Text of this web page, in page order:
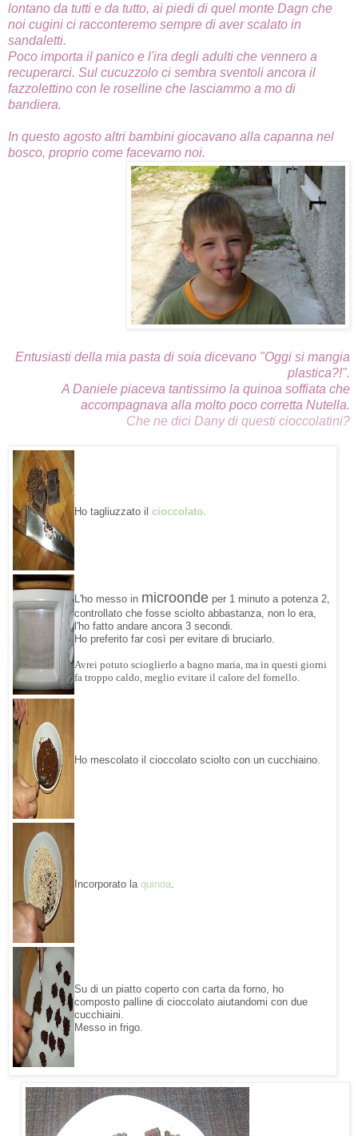
lontano da tutti e da tutto, ai piedi di quel monte Dagn che
noi cugini ci racconteremo sempre di aver scalato in
sandaletti.
Poco importa il panico e l'ira degli adulti che vennero a
recuperarci. Sul cucuzzolo ci sembra sventoli ancora il
fazzolettino con le roselline che lasciammo a mo di
bandiera.
In questo agosto altri bambini giocavano alla capanna nel
bosco, proprio come facevamo noi.
Entusiasti della mia pasta di soia dicevano "Oggi si mangia
plastica?!".
A Daniele piaceva tantissimo la quinoa soffiata che
accompagnava alla molto poco corretta Nutella.
Che ne dici Dany di questi cioccolatini?
Ho tagliuzzato il cioccolato.
L'ho messo in microonde per 1 minuto a potenza 2,
controllato che fosse sciolto abbastanza, non lo era,
l'ho fatto andare ancora 3 secondi.
Ho preferito far così per evitare di bruciarlo.
Avrei potuto scioglierlo a bagno maria, ma in questi giorni
fa troppo caldo, meglio evitare il calore del fornello.
Ho mescolato il cioccolato sciolto con un cucchiaino.
Incorporato la quinoa
Su di un piatto coperto con carta da forno, ho
composto palline di cioccolato aiutandomi con due
cucchiaini.
Messo in frigo.